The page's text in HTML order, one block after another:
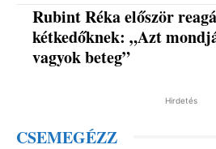
Rubint Réka először
kétkedőknek: „Azt
vagyok beteg”
Hirdetés
CSEMEGÉZZ